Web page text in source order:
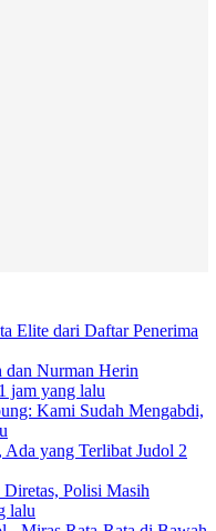
Elite dari Daftar Penerima
dan Nurman Herin
1 jam yang lalu
Kami Sudah Mengabdi,
yang Terlibat Judol 2
Polisi Masih
lalu